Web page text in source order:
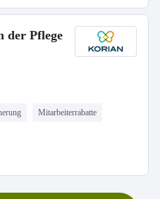
der Pflege
Mitarbeiterrabatte